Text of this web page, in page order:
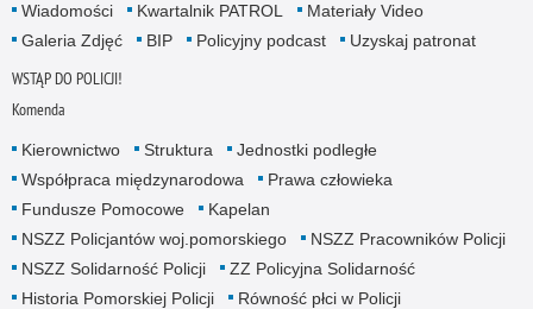
Wiadomości Kwartalnik PATROL
Materiały Video
Galeria Zdjęć
BIP Policyjny podcast Uzyskaj patronat
WSTĄP DO POLICJI!
Komenda
Kierownictwo Struktura
Jednostki podległe
Współpraca międzynarodowa
Prawa człowieka
Fundusze Pomocowe
Kapelan
NSZZ Policjantów woj.pomorskiego
NSZZ Pracowników Policji
NSZZ Solidarność Policji
ZZ Policyjna Solidarność
Historia Pomorskiej Policji
Równość płci w Policji